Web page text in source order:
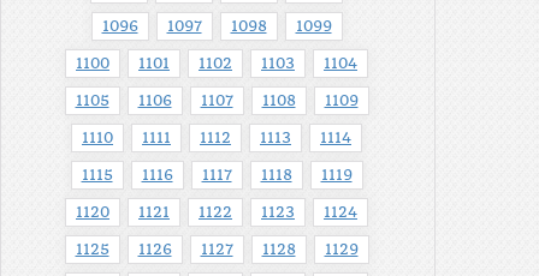
1096 1097 1098 1099
1100 1101 1102 1103 1104
1105 1106 1107 1108 1109
1110 1111 1112 1113 1114
1115 1116 1117 1118 1119
1120 1121 1122 1123 1124
1125 1126 1127 1128 1129